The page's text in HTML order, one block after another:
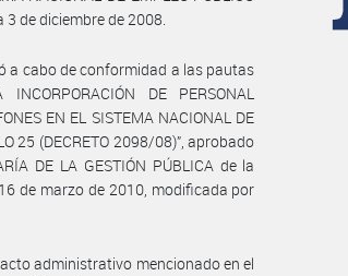
3 de diciembre de 2008.
a cabo de conformidad a las pautas
DE PERSONAL
EN EL SISTEMA NACIONAL DE
25 (DECRETO 2098/08)”, aprobado
DE LA GESTIÓN PÚBLICA de la
16 de marzo de 2010, modificada por
administrativo mencionado en el